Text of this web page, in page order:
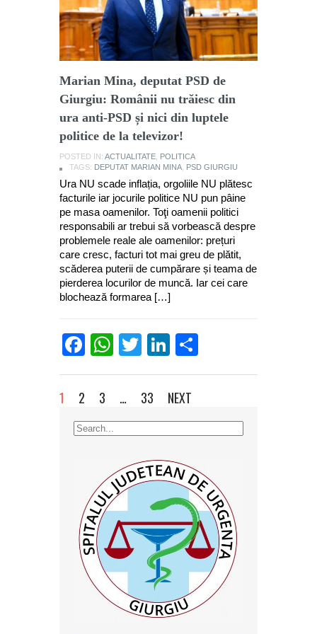
Marian Mina, deputat PSD de
Giurgiu: Românii nu trăiesc din
ura anti-PSD și nici din luptele
politice de la televizor!
POSTED IN: ACTUALITATE POLITICA
TAGS: DEPUTAT MARIAN MINA PSD GIURGIU
Ura NU scade inflația, orgoliile NU plătesc
facturile iar jocurile politice NU pun pâine
pe masa oamenilor. Toţi oamenii politici
responsabili ar trebui să vorbească despre
problemele reale ale oamenilor: prețuri
care cresc, facturi tot mai greu de plătit,
scăderea puterii de cumpărare și teama de
pierderea locurilor de muncă. Iar cei care
blochează formarea […]
Facebook
WhatsApp
TwitterLinkedIn
1 2 3 … 33 NEXT